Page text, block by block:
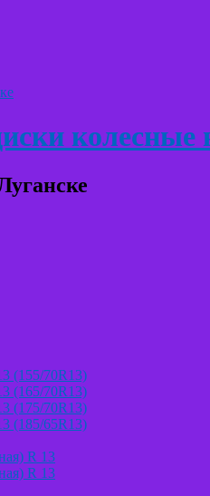
колесные
(155/70R13)
(165/70R13)
(175/70R13)
(185/65R13)
R 13
R 13